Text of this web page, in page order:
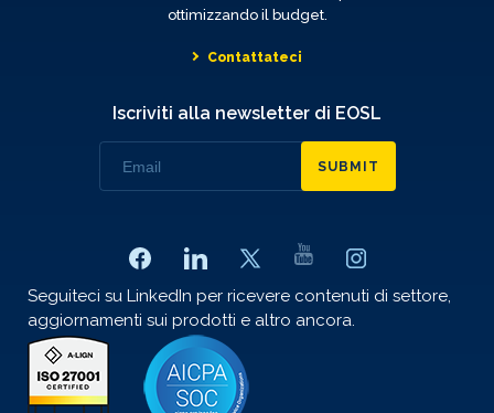
ottimizzando il budget.
Contattateci
Iscriviti alla newsletter di EOSL
SUBMIT
Seguiteci su LinkedIn per ricevere contenuti di settore,
aggiornamenti sui prodotti e altro ancora.